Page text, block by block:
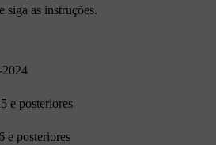
e siga as instruções.
2024
e posteriores
e posteriores